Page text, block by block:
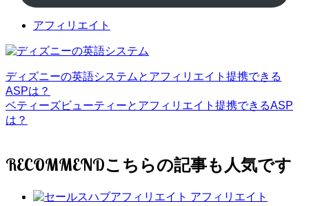
アフィリエイト
ディズニーの英語システムとアフィリエイト提携できる
ASPは？
ベティーズビューティーとアフィリエイト提携できるASP
は？
RECOMMEND
アフィリエイト